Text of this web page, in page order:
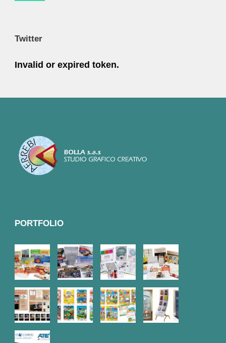
Twitter
Invalid or expired token.
PORTFOLIO